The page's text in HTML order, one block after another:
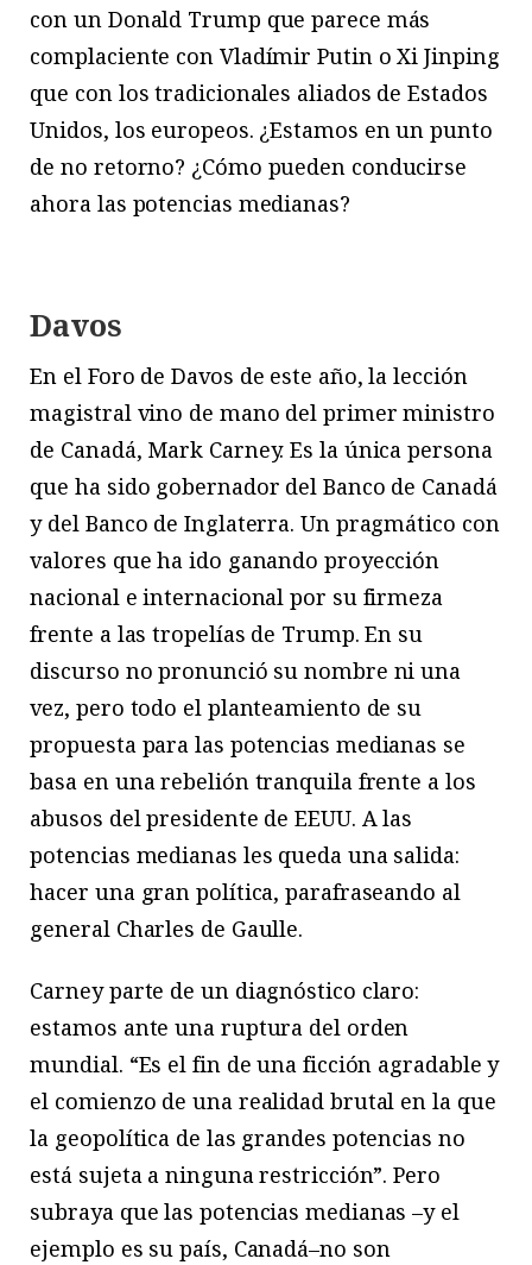
con un Donald Trump que parece más
complaciente con Vladímir Putin o Xi Jinping
que con los tradicionales aliados de Estados
Unidos, los europeos. ¿Estamos en un punto
de no retorno? ¿Cómo pueden conducirse
ahora las potencias medianas?
Davos
En el Foro de Davos de este año, la lección
magistral vino de mano del primer ministro
de Canadá, Mark Carney. Es la única persona
que ha sido gobernador del Banco de Canadá
y del Banco de Inglaterra. Un pragmático con
valores que ha ido ganando proyección
nacional e internacional por su firmeza
frente a las tropelías de Trump. En su
discurso no pronunció su nombre ni una
vez, pero todo el planteamiento de su
propuesta para las potencias medianas se
basa en una rebelión tranquila frente a los
abusos del presidente de EEUU. A las
potencias medianas les queda una salida:
hacer una gran política, parafraseando al
general Charles de Gaulle.
Carney parte de un diagnóstico claro:
estamos ante una ruptura del orden
mundial. “Es el fin de una ficción agradable y
el comienzo de una realidad brutal en la que
la geopolítica de las grandes potencias no
está sujeta a ninguna restricción”. Pero
subraya que las potencias medianas –y el
ejemplo es su país, Canadá–no son